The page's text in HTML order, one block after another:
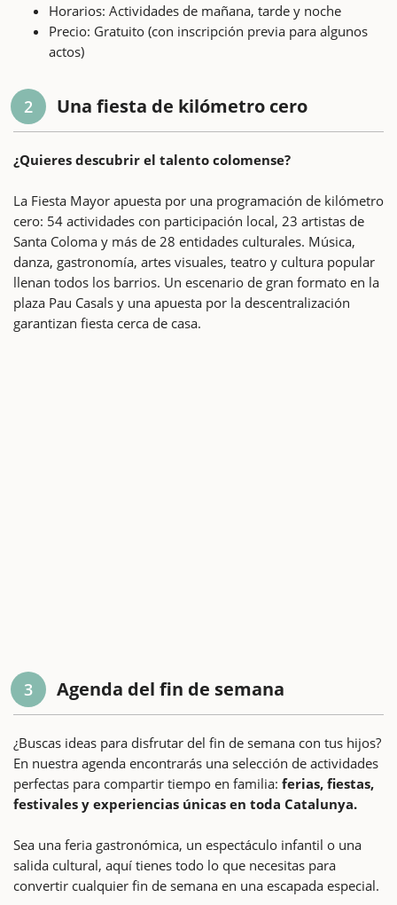
Horarios: Actividades de mañana, tarde y noche
Precio: Gratuito (con inscripción previa para algunos
actos)
2 Una fiesta de kilómetro cero
¿Quieres descubrir el talento colomense?
La Fiesta Mayor apuesta por una programación de kilómetro
cero: 54 actividades con participación local, 23 artistas de
Santa Coloma y más de 28 entidades culturales. Música,
danza, gastronomía, artes visuales, teatro y cultura popular
llenan todos los barrios. Un escenario de gran formato en la
plaza Pau Casals y una apuesta por la descentralización
garantizan fiesta cerca de casa.
3 Agenda del fin de semana
¿Buscas ideas para disfrutar del fin de semana con tus hijos?
En nuestra agenda encontrarás una selección de actividades
perfectas para compartir tiempo en familia: ferias, fiestas,
festivales y experiencias únicas en toda Catalunya.
Sea una feria gastronómica, un espectáculo infantil o una
salida cultural, aquí tienes todo lo que necesitas para
convertir cualquier fin de semana en una escapada especial.